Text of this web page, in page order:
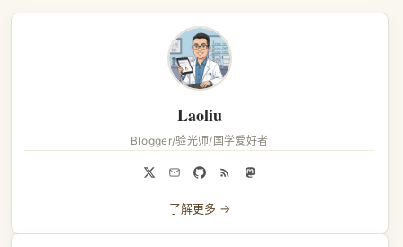
Laoliu
Blogger/验光师/国学爱好者
了解更多 →